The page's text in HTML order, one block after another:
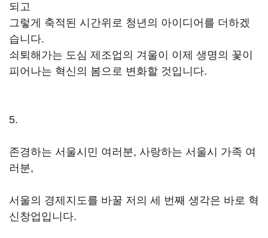
되고
그렇게 축적된 시간위로 청년의 아이디어를 더하겠
습니다.
쇠퇴해가는 도심 제조업의 겨울이 이제 생명의 꽃이
피어나는 혁신의 봄으로 변화할 것입니다.
5.
존경하는 서울시민 여러분, 사랑하는 서울시 가족 여
러분,
서울의 경제지도를 바꿀 저의 세 번째 생각은 바로 혁
신창업입니다.